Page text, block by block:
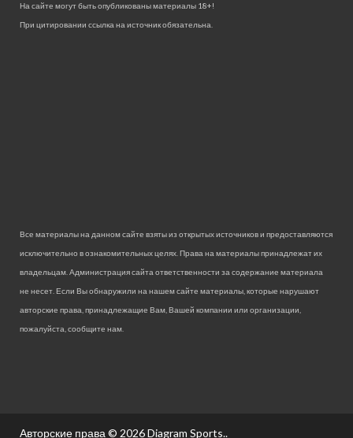
На сайте могут быть опубликованы материалы 18+!
При цитировании ссылка на источник обязательна.
Все материалы на данном сайте взяты из открытых источников и предоставляются
исключительно в ознакомительных целях. Права на материалы принадлежат их
владельцам. Администрация сайта ответственности за содержание материала
не несет. Если Вы обнаружили на нашем сайте материалы, которые нарушают
авторские права, принадлежащие Вам, Вашей компании или организации,
пожалуйста, сообщите нам.
Авторские права © 2026Diagram Sports..